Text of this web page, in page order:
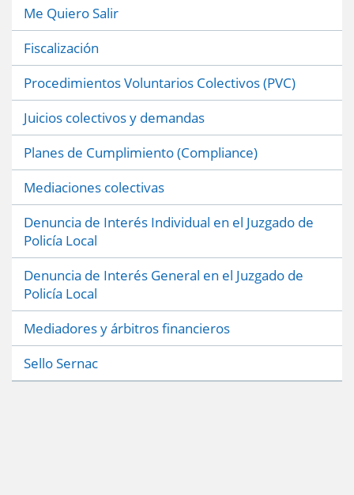
Me Quiero Salir
Fiscalización
Procedimientos Voluntarios Colectivos (PVC)
Juicios colectivos y demandas
Planes de Cumplimiento (Compliance)
Mediaciones colectivas
Denuncia de Interés Individual en el Juzgado de
Policía Local
Denuncia de Interés General en el Juzgado de
Policía Local
Mediadores y árbitros financieros
Sello Sernac